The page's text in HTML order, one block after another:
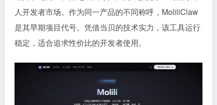
人开发者市场。作为同一产品的不同称呼，MoliliClaw
是其早期项目代号。凭借当贝的技术实力，该工具运行
稳定，适合追求性价比的开发者使用。